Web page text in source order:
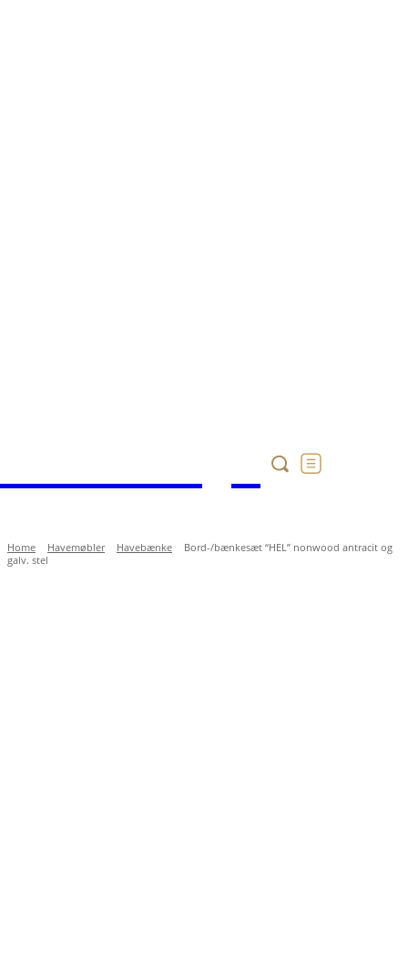
Home Havemøbler Havebænke
Bord-/bænkesæt “HEL” nonwood antracit og
galv. stel